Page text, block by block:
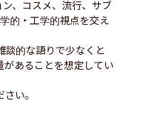
、コスメ、流行、サブ
的・工学的視点を交え
談的な語りで少なくと
あることを想定してい
い。